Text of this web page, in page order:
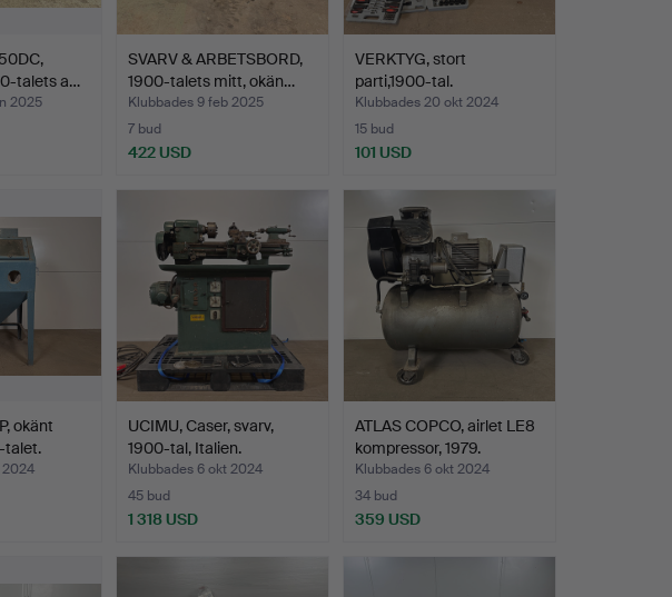
talets a…
2025
SVARV & ARBETSBORD,
1900-talets mitt, okän…
Klubbades 9 feb 2025
7 bud
422 USD
VERKTYG, stort
parti,1900-tal.
Klubbades 20 okt 2024
15 bud
101 USD
okänt
talet.
2024
UCIMU, Caser, svarv,
1900-tal, Italien.
Klubbades 6 okt 2024
45 bud
1 318 USD
ATLAS COPCO, airlet LE8
kompressor, 1979.
Klubbades 6 okt 2024
34 bud
359 USD